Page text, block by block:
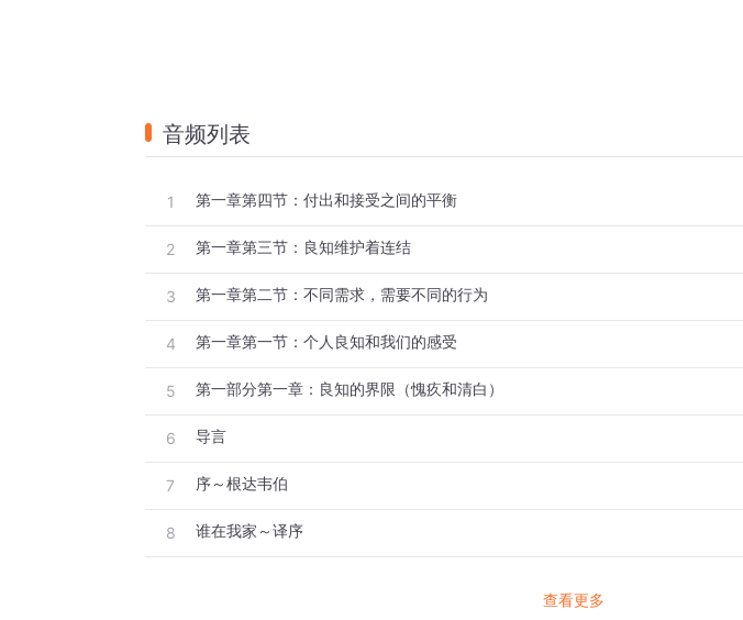
音频列表
1 第一章第四节：付出和接受之间的平衡
2 第一章第三节：良知维护着连结
3 第一章第二节：不同需求，需要不同的行为
4 第一章第一节：个人良知和我们的感受
5 第一部分第一章：良知的界限（愧疚和清白）
6 导言
7 序～根达韦伯
8 谁在我家～译序
查看更多